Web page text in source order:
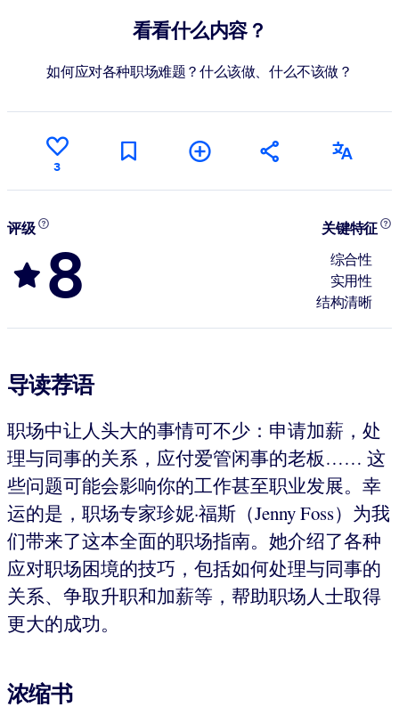
利用可靠、结构化的知识为您的人工智能系统提供动力，以改善输
看看什么内容？
如何应对各种职场难题？什么该做、什么不该做？
3
评级
8
关键特征
综合性
实用性
结构清晰
导读荐语
职场中让人头大的事情可不少：申请加薪，处
理与同事的关系，应付爱管闲事的老板…… 这
些问题可能会影响你的工作甚至职业发展。幸
运的是，职场专家珍妮·福斯（Jenny Foss）为我
们带来了这本全面的职场指南。她介绍了各种
应对职场困境的技巧，包括如何处理与同事的
关系、争取升职和加薪等，帮助职场人士取得
更大的成功。
浓缩书